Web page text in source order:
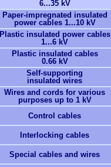
6...35 kV
Paper-impregnated insulated
power cables 1...10 kV
Plastic insulated power cables
1...6 kV
Plastic insulated cables
0.66 kV
Self-supporting
insulated wires
Wires and cords for various
purposes up to 1 kV
Сontrol cables
Interlocking cables
Special cables and wires